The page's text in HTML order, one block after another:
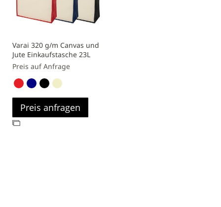
Varai 320 g/m Canvas und
Jute Einkaufstasche 23L
Preis auf Anfrage
Preis anfragen
Zur